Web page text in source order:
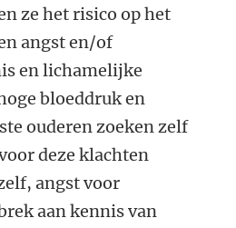
ze het risico op het
angst en/of
en lichamelijke
bloeddruk en
ouderen zoeken zelf
deze klachten
angst voor
aan kennis van